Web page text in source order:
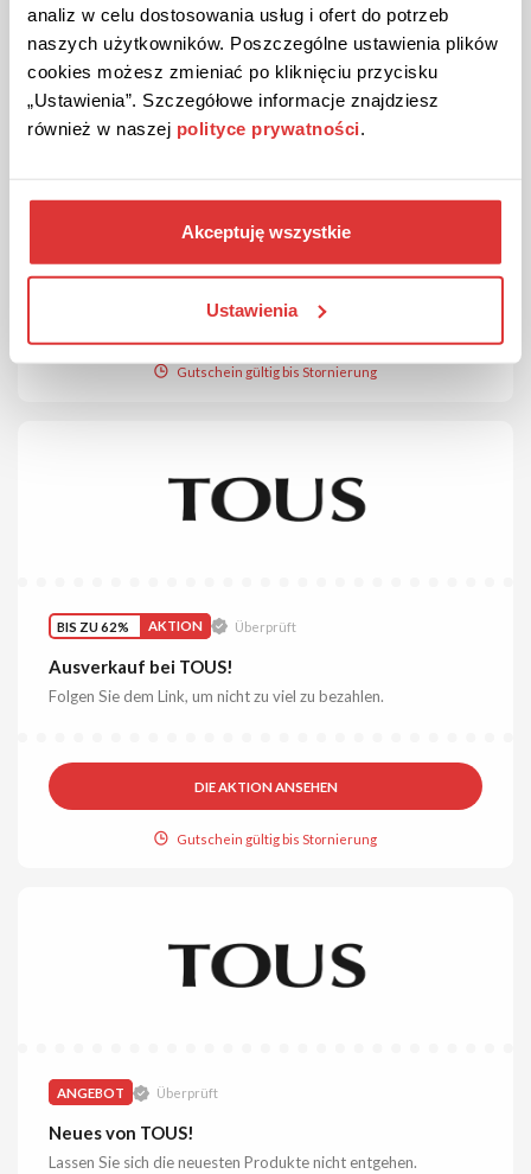
analiz w celu dostosowania usług i ofert do potrzeb
naszych użytkowników. Poszczególne ustawienia plików
cookies możesz zmieniać po kliknięciu przycisku
„Ustawienia”. Szczegółowe informacje znajdziesz
również w naszej polityce prywatności.
Akceptuję wszystkie
Ustawienia
41% RABATT AKTION Überprüft
Lieblingsprodukte mit einem Rabatt in Höhe von 41%.
DIE AKTION ANSEHEN
Gutschein gültig bis Stornierung
BIS ZU 62% AKTION Überprüft
Ausverkauf bei TOUS!
Folgen Sie dem Link, um nicht zu viel zu bezahlen.
DIE AKTION ANSEHEN
Gutschein gültig bis Stornierung
ANGEBOT Überprüft
Neues von TOUS!
Lassen Sie sich die neuesten Produkte nicht entgehen.